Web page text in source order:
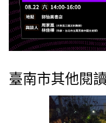
臺南市其他閱